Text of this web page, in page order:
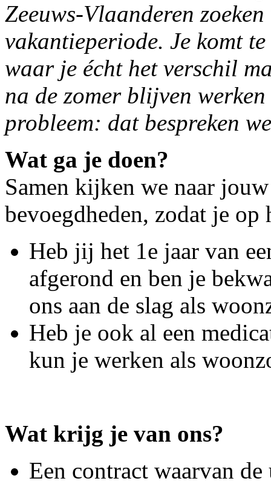
Zeeuws-Vlaanderen
vakantieperiode. Je komt
waar je écht het verschil
na de zomer blijven
probleem: dat bespreken
Wat ga je doen?
Samen kijken we naar
bevoegdheden, zodat je
Heb jij het 1e jaar van
afgerond en ben je
ons aan de slag als
Heb je ook al een
kun je werken als
Wat krijg je van ons?
Een contract waarvan